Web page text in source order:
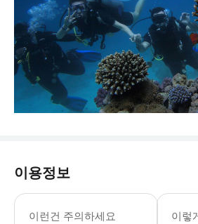
이용정보
이런건 주의하세요 이렇